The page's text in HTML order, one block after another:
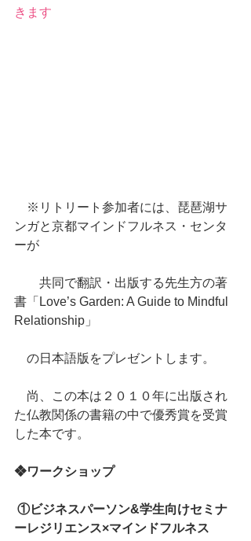
きます
※リトリート参加者には、琵琶湖サ
ンガと京都マインドフルネス・センタ
ーが
共同で翻訳・出版する先生方の著
書「Love’s Garden: A Guide to Mindful
Relationship」
の日本語版をプレゼントします。
尚、この本は２０１０年に出版され
た仏教関係の書籍の中で優秀賞を受賞
した本です。
❖ワークショップ
①ビジネスパーソン&学生向けセミナ
ーレジリエンス×マインドフルネス